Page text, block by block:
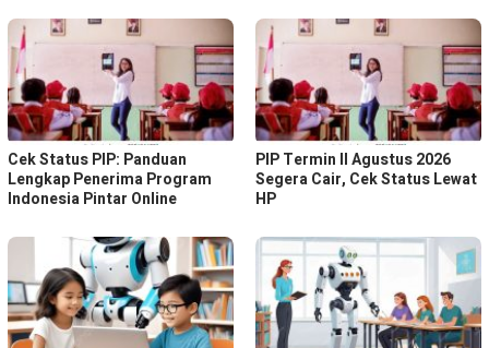
Cek Status PIP: Panduan
Lengkap Penerima Program
Indonesia Pintar Online
PIP Termin II Agustus 2026
Segera Cair, Cek Status Lewat
HP